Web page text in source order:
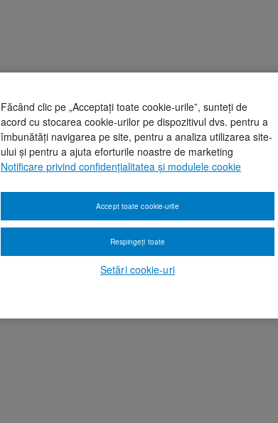
Făcând clic pe „Acceptați toate cookie-urile”, sunteți de
acord cu stocarea cookie-urilor pe dispozitivul dvs. pentru a
îmbunătăți navigarea pe site, pentru a analiza utilizarea site-
ului și pentru a ajuta eforturile noastre de marketing
Notificare privind confidențialitatea și modulele cookie
Setări cookie-uri
Respingeți toate
Accept toate cookie-urile